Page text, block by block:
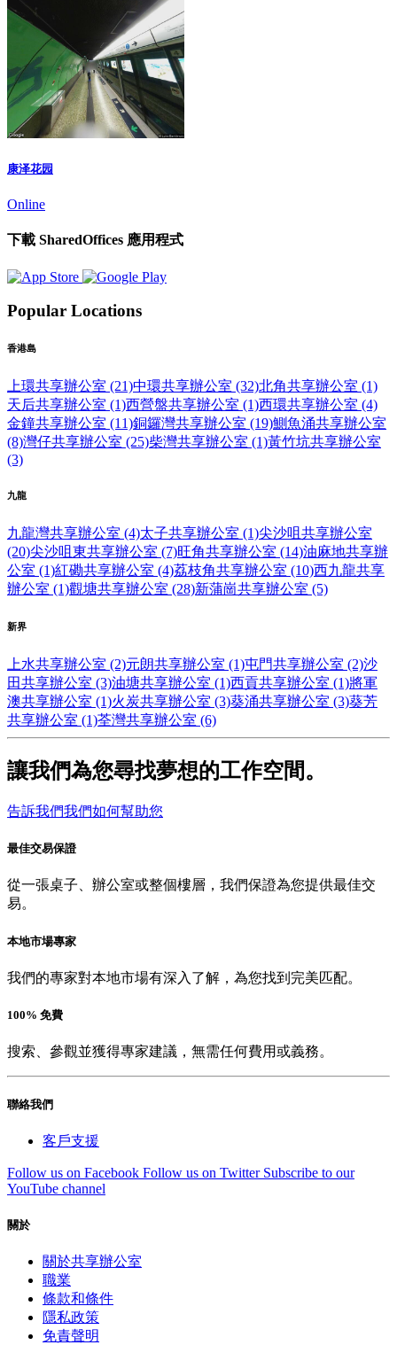
康泽花园
Online
下載 SharedOffices 應用程式
Popular Locations
香港島
上環共享辦公室 (21)中環共享辦公室 (32)北角共享辦公室 (1)
天后共享辦公室 (1)西營盤共享辦公室 (1)西環共享辦公室 (4)
金鐘共享辦公室 (11)銅鑼灣共享辦公室 (19)鰂魚涌共享辦公室
(8)灣仔共享辦公室 (25)柴灣共享辦公室 (1)黃竹坑共享辦公室
(3)
九龍
九龍灣共享辦公室 (4)太子共享辦公室 (1)尖沙咀共享辦公室
(20)尖沙咀東共享辦公室 (7)旺角共享辦公室 (14)油麻地共享辦
公室 (1)紅磡共享辦公室 (4)荔枝角共享辦公室 (10)西九龍共享
辦公室 (1)觀塘共享辦公室 (28)新蒲崗共享辦公室 (5)
新界
上水共享辦公室 (2)元朗共享辦公室 (1)屯門共享辦公室 (2)沙
田共享辦公室 (3)油塘共享辦公室 (1)西貢共享辦公室 (1)將軍
澳共享辦公室 (1)火炭共享辦公室 (3)葵涌共享辦公室 (3)葵芳
共享辦公室 (1)荃灣共享辦公室 (6)
讓我們為您尋找夢想的工作空間。
告訴我們我們如何幫助您
最佳交易保證
從一張桌子、辦公室或整個樓層，我們保證為您提供最佳交
易。
本地市場專家
我們的專家對本地市場有深入了解，為您找到完美匹配。
100% 免費
搜索、參觀並獲得專家建議，無需任何費用或義務。
聯絡我們
客戶支援
Follow us on Facebook Follow us on Twitter Subscribe to our
YouTube channel
關於
關於共享辦公室
職業
條款和條件
隱私政策
免責聲明